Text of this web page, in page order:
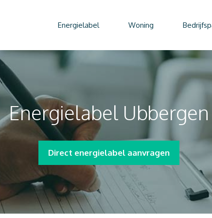
Energielabel Woning
Energielabel Ubbergen
Direct energielabel aanvragen